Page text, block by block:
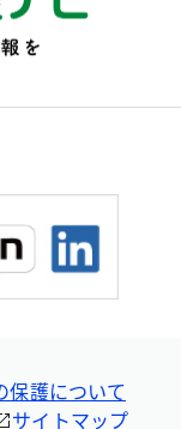
保護について
サイトマップ